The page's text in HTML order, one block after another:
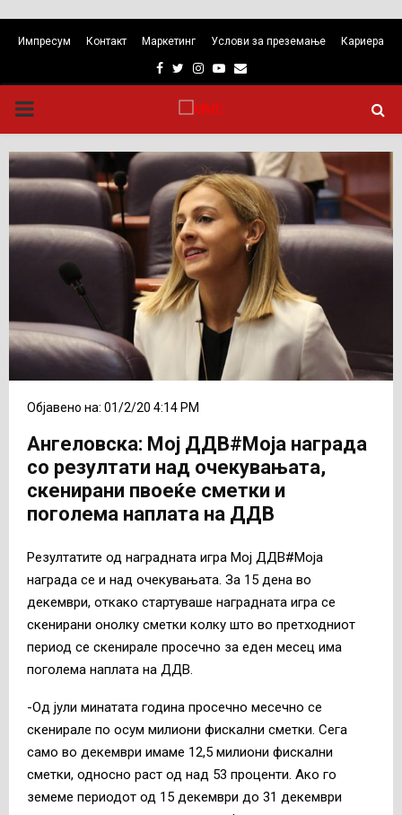
Импресум Контакт Маркетинг Услови за преземање Кариера
Facebook
TwitterInstagram
Youtube
Email
PRIMARY
MENU
Објавено на: 01/2/20 4:14 PM
Ангеловска: Мој ДДВ#Моја награда
со резултати над очекувањата,
скенирани пвоеќе сметки и
поголема наплата на ДДВ
Резултатите од наградната игра Мој ДДВ#Моја
награда се и над очекувањата. За 15 дена во
декември, откако стартуваше наградната игра се
скенирани онолку сметки колку што во претходниот
период се скенирале просечно за еден месец има
поголема наплата на ДДВ.
-Од јули минатата година просечно месечно се
скенирале по осум милиони фискални сметки. Сега
само во декември имаме 12,5 милиони фискални
сметки, односно раст од над 53 проценти. Ако го
земеме периодот од 15 декември до 31 декември